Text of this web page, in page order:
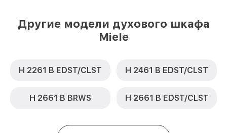
Другие модели духового шкафа
Miele
H 2261 B EDST/CLST H 2461 B EDST/CLST
H 2661 B BRWS H 2661 B EDST/CLST